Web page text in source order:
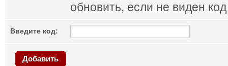
обновить, если не виден код
Введите код:
Добавить